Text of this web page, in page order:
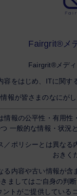
Fairgrit®メ
Fairgrit®メデ
容をはじめ、ITに関
報が皆さまのなにが
情報の公平性・有用
一般的な情報・状況
／ポリシーとは異な
おきく
る内容や古い情報が
ましてはご自身の判
ントがご提供してい